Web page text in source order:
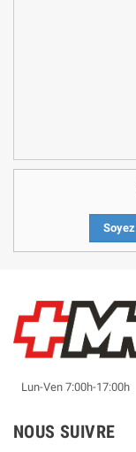
Lun-Ven 7:00h-17:00h
NOUS SUIVRE